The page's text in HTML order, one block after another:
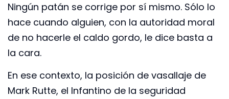
Ningún patán se corrige por sí mismo. Sólo lo
hace cuando alguien, con la autoridad moral
de no hacerle el caldo gordo, le dice basta a
la cara.
En ese contexto, la posición de vasallaje de
Mark Rutte, el Infantino de la seguridad